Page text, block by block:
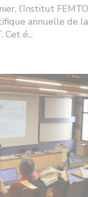
l’Institut
annuelle de
Cet é...